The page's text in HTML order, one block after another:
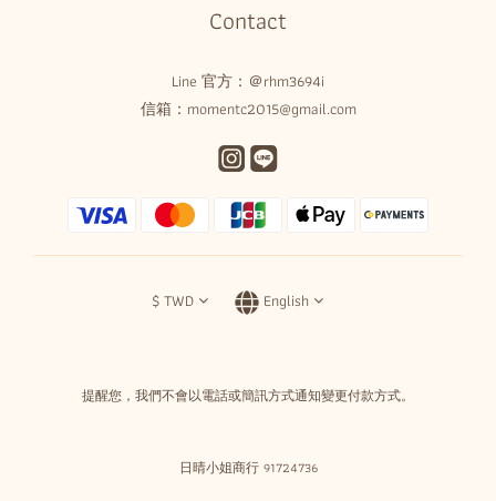
Contact
Line 官方： ＠rhm3694i
信箱：momentc2015@gmail.com
$ TWD English
提醒您，我們不會以電話或簡訊方式通知變更付款方式。
日晴小姐商行 91724736